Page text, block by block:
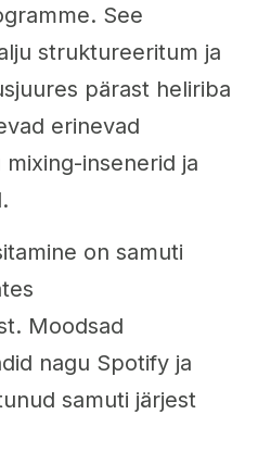
See
struktureeritum ja
pärast heliriba
erinevad
insenerid ja
on samuti
Moodsad
nagu Spotify ja
samuti järjest